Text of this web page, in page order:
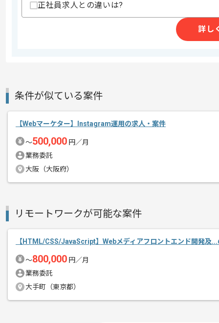
その他募集要項
2023/10/01
メント
レバテックでの実績がある企業の案件で
複数案件を保有している企業ですので、
ご経験と実績に応じてスライド案件の
正社員求人との違いは?
詳し
条件が似ている案件
【Webマーケター】Instagram運用の求人・案件
〜500,000 円／月
業務委託
大阪（大阪府）
リモートワークが可能な案件
【HTML/CSS/JavaScript】Webメディアフロントエンド開発及
〜800,000 円／月
業務委託
大手町（東京都）